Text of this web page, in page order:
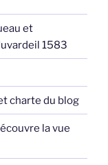
et
1583
charte du blog
la vue